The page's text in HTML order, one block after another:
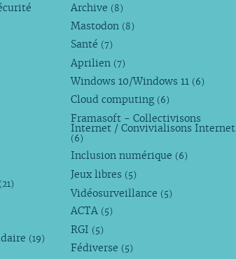
(21)
(19)
Archive (8)
Mastodon (8)
Santé (7)
Aprilien (7)
Windows 10/Windows 11 (6)
Cloud computing (6)
Framasoft - Collectivisons
Internet / Convivialisons Internet
(6)
Inclusion numérique (6)
Jeux libres (5)
Vidéosurveillance (5)
ACTA (5)
RGI (5)
Fédiverse (5)